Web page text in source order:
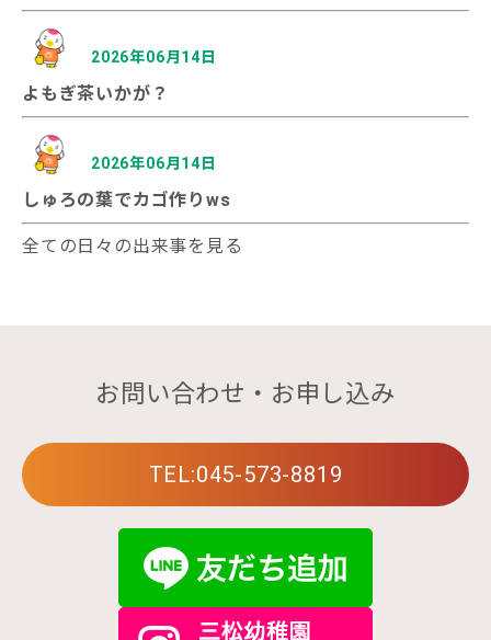
2026年06月14日
よもぎ茶いかが？
2026年06月14日
しゅろの葉でカゴ作りws
全ての日々の出来事を見る
お問い合わせ・お申し込み
TEL:045-573-8819